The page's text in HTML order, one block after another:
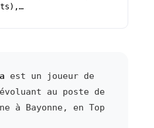
est un joueur de
au poste de
à Bayonne, en Top